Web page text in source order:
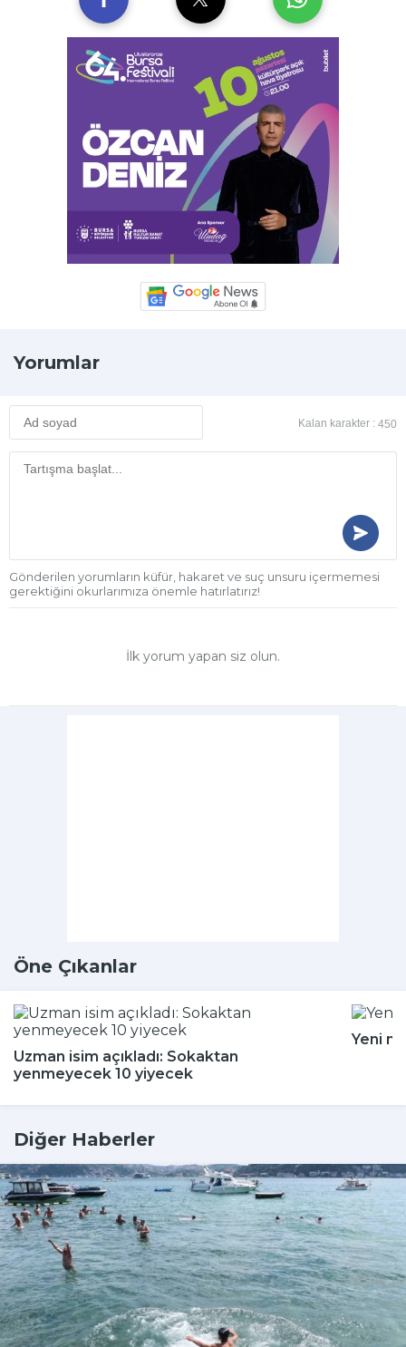
Yorumlar
Kalan karakter : 450
Gönderilen yorumların küfür, hakaret ve suç unsuru içermemesi
gerektiğini okurlarımıza önemle hatırlatırız!
İlk yorum yapan siz olun.
Öne Çıkanlar
Uzman isim açıkladı: Sokaktan
yenmeyecek 10 yiyecek
Yeni
Diğer Haberler